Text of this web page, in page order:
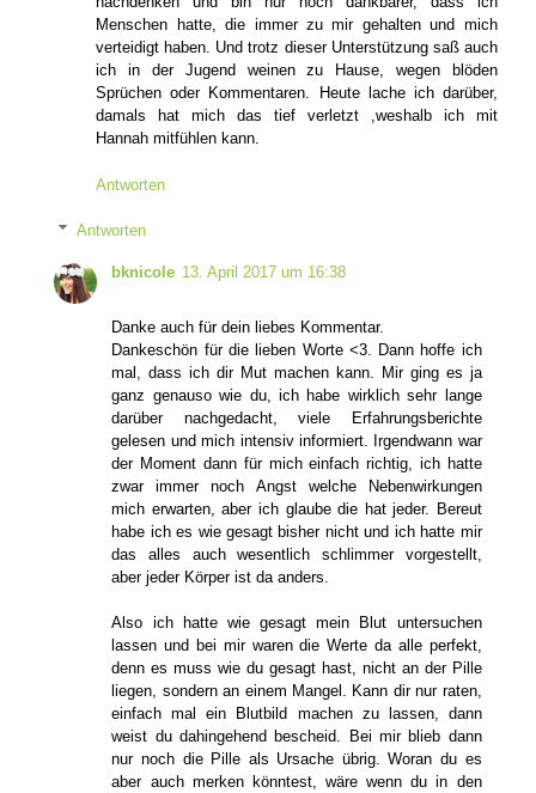
Menschen hatte, die immer zu mir gehalten und mich
verteidigt haben. Und trotz dieser Unterstützung saß auch
ich in der Jugend weinen zu Hause, wegen blöden
Sprüchen oder Kommentaren. Heute lache ich darüber,
damals hat mich das tief verletzt ,weshalb ich mit
Hannah mitfühlen kann.
Antworten
Antworten
bknicole 13. April 2017 um 16:38
Danke auch für dein liebes Kommentar.
Dankeschön für die lieben Worte <3. Dann hoffe ich
mal, dass ich dir Mut machen kann. Mir ging es ja
ganz genauso wie du, ich habe wirklich sehr lange
darüber nachgedacht, viele Erfahrungsberichte
gelesen und mich intensiv informiert. Irgendwann war
der Moment dann für mich einfach richtig, ich hatte
zwar immer noch Angst welche Nebenwirkungen
mich erwarten, aber ich glaube die hat jeder. Bereut
habe ich es wie gesagt bisher nicht und ich hatte mir
das alles auch wesentlich schlimmer vorgestellt,
aber jeder Körper ist da anders.
Also ich hatte wie gesagt mein Blut untersuchen
lassen und bei mir waren die Werte da alle perfekt,
denn es muss wie du gesagt hast, nicht an der Pille
liegen, sondern an einem Mangel. Kann dir nur raten,
einfach mal ein Blutbild machen zu lassen, dann
weist du dahingehend bescheid. Bei mir blieb dann
nur noch die Pille als Ursache übrig. Woran du es
aber auch merken könntest, wäre wenn du in den